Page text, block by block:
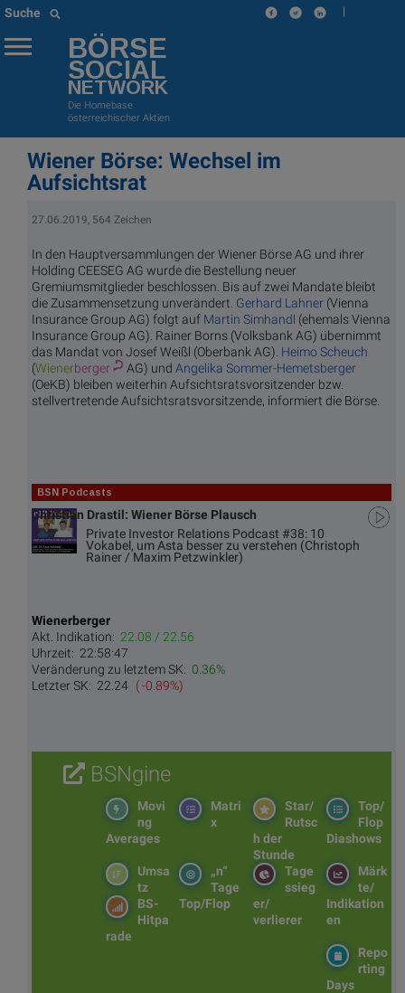
Suche |
BÖRSE
SOCIAL
NETWORK
Die Homebase
österreichischer Aktien
Wiener Börse: Wechsel im
Aufsichtsrat
27.06.2019, 564 Zeichen
In den Hauptversammlungen der Wiener Börse AG und ihrer
Holding CEESEG AG wurde die Bestellung neuer
Gremiumsmitglieder beschlossen. Bis auf zwei Mandate bleibt
die Zusammensetzung unverändert. Gerhard Lahner (Vienna
Insurance Group AG) folgt auf Martin Simhandl (ehemals Vienna
Insurance Group AG). Rainer Borns (Volksbank AG) übernimmt
das Mandat von Josef Weißl (Oberbank AG). Heimo Scheuch
(Wienerberger AG) und Angelika Sommer-Hemetsberger
(OeKB) bleiben weiterhin Aufsichtsratsvorsitzender bzw.
stellvertretende Aufsichtsratsvorsitzende, informiert die Börse.
BSN Podcasts
Christian Drastil: Wiener Börse Plausch
Private Investor Relations Podcast #38: 10
Vokabel, um Asta besser zu verstehen (Christoph
Rainer / Maxim Petzwinkler)
Wienerberger
Akt. Indikation: 22.08 / 22.56
Uhrzeit: 22:58:47
Veränderung zu letztem SK: 0.36%
Letzter SK: 22.24 ( -0.89%)
BSNgine
Top/
Flop
Diashows
Star/
Rutsc
h der
Stunde
Matri
x
Movi
ng
Averages
Märk
te/
Indikation
en
Tage
ssieg
er/
verlierer
„n“
Tage
Top/Flop
Umsa
tz
BS-
Hitpa
rade
Repo
rting
Days